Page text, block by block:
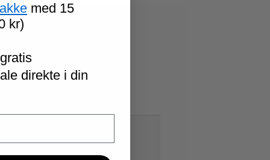
*
med 15
kr)
direkte i din